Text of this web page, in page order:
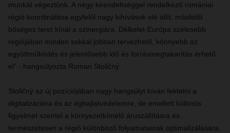
munkát végeztünk. A négy kirendeltséggel rendelkező romániai
régió koordinálása egyfelől nagy kihívások elé állít, másfelől
bőséges teret kínál a szinergiára. Délkelet-Európa szélesebb
régiójában minden sokkal jobban tervezhető, könnyebb az
együttműködés és jelentősebb idő és forrásmegtakarítás érhető
el” - hangsúlyozta Roman Stoličný.
Stoličný az új pozíciójában nagy hangsúlyt kíván fektetni a
digitalizációra és az éghajlatvédelemre, de emellett különös
figyelmet szentel a környezetkímélő áruszállításra és
természetesen a régió különböző folyamatainak optimalizálására.